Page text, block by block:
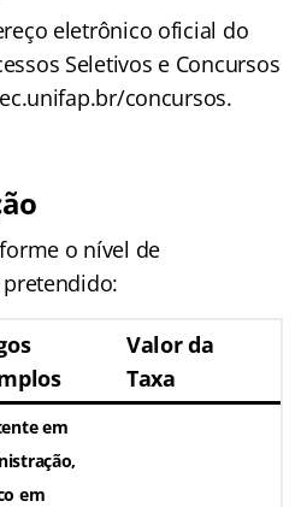
eletrônico oficial do
Seletivos e Concursos
concursos.
o nível de
Valor da
Taxa
em
em